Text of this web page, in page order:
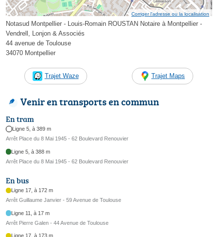
Corriger l’adresse ou la localisation
Notasud Montpellier - Louis-Romain ROUSTAN Notaire à Montpellier -
Vendrell, Lonjon & Associés
44 avenue de Toulouse
34070 Montpellier
Trajet Waze Trajet Maps
Venir en transports en commun
En tram
Ligne 5, à 389 m
Arrêt Place du 8 Mai 1945 - 62 Boulevard Renouvier
Ligne 5, à 388 m
Arrêt Place du 8 Mai 1945 - 62 Boulevard Renouvier
En bus
Ligne 17, à 172 m
Arrêt Guillaume Janvier - 59 Avenue de Toulouse
Ligne 11, à 17 m
Arrêt Pierre Galen - 44 Avenue de Toulouse
Ligne 17, à 173 m